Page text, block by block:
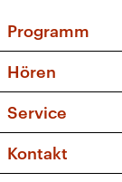
Programm
Musikliste
Kakadu
Hören
Service
FAQ
Apps
Kontakt